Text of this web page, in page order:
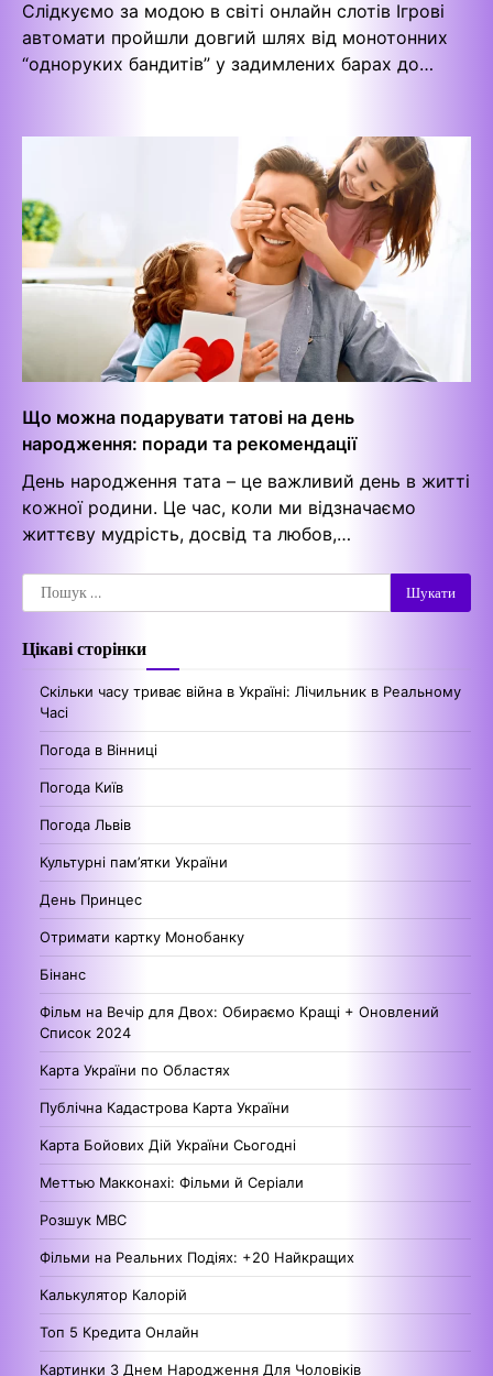
Слідкуємо за модою в світі онлайн слотів Ігрові
автомати пройшли довгий шлях від монотонних
“одноруких бандитів” у задимлених барах до…
Що можна подарувати татові на день
народження: поради та рекомендації
День народження тата – це важливий день в житті
кожної родини. Це час, коли ми відзначаємо
життєву мудрість, досвід та любов,…
Пошук:
Цікаві сторінки
Скільки часу триває війна в Україні: Лічильник в Реальному
Часі
Погода в Вінниці
Погода Київ
Погода Львів
Культурні пам’ятки України
День Принцес
Отримати картку Монобанку
Бінанс
Фільм на Вечір для Двох: Обираємо Кращі + Оновлений
Список 2024
Карта України по Областях
Публічна Кадастрова Карта України
Карта Бойових Дій України Сьогодні
Меттью Макконахі: Фільми й Серіали
Розшук МВС
Фільми на Реальних Подіях: +20 Найкращих
Калькулятор Калорій
Топ 5 Кредита Онлайн
Картинки З Днем Народження Для Чоловіків